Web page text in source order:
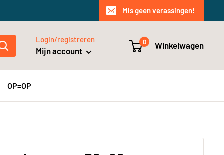
Mis geen verassingen!
Login/registreren
Mijn account
0 Winkelwagen
OP=OP